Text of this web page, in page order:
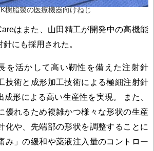
樹脂製の医療機器向けねじ
はまた、山田精工が開発中の高機能
にも採用された。
を活かして高い靭性を備えた注射針
技術と成形加工技術による極細注射針
成形による高い生産性を実現。 また、
優れるため複雑かつ様々な形状の生産
化や、先端部の形状を調整することに
み」の緩和や薬液注入量のコントロー